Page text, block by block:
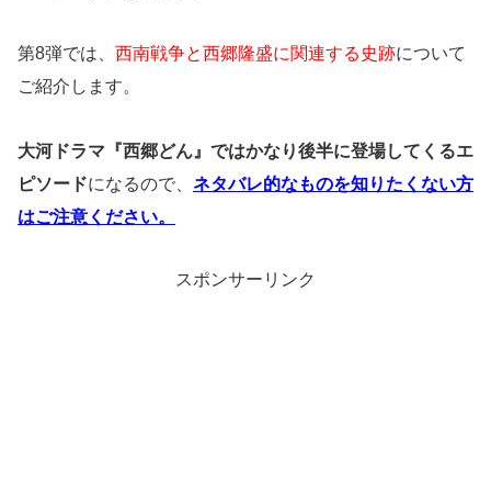
第8弾では、 西南戦争と西郷隆盛に関連する史跡について
ご紹介します。
大河ドラマ『西郷どん』ではかなり後半に登場してくるエ
ピソードになるので、 ネタバレ的なものを知りたくない方
はご注意ください。
スポンサーリンク